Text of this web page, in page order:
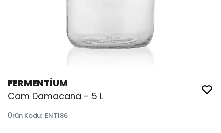
FERMENTİUM
Cam Damacana - 5 L
Ürün Kodu: ENT186